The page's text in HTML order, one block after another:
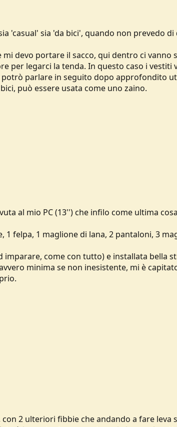
'casual' sia 'da bici', quando non prevedo
devo portare il sacco, qui dentro ci vanno
per legarci la tenda. In questo caso i vestiti
parlare in seguito dopo approfondito
può essere usata come uno zaino.
al mio PC (13'') che infilo come ultima
1 felpa, 1 maglione di lana, 2 pantaloni, 3
imparare, come con tutto) e installata bella
minima se non inesistente, mi è
2 ulteriori fibbie che andando a fare leva